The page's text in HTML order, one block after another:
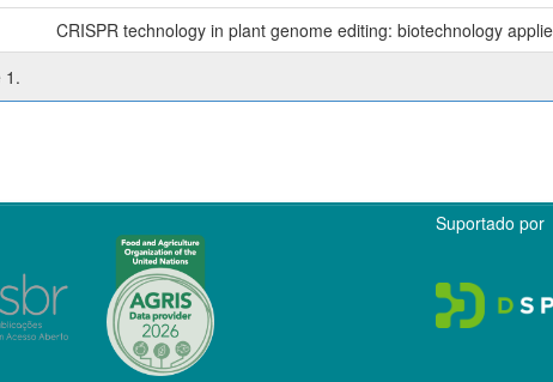
CRISPR technology in plant genome editing: biotechnology
1.
Suportado por